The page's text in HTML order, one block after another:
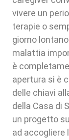
vivere un
terapie o
giorno
malattia
è
apertura si è
delle chiavi
della Casa di
un progetto
ad accogliere